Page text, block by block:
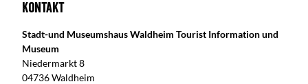
Kontakt
Stadt-und Museumshaus Waldheim Tourist Information und
Museum
Niedermarkt 8
04736 Waldheim